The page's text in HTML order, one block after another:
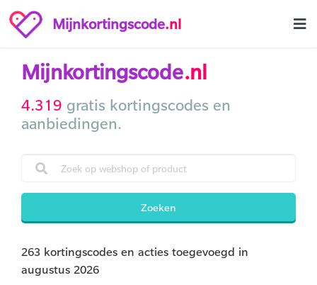
Mijnkortingscode.nl
Mijnkortingscode.nl
4.319 gratis kortingscodes en
aanbiedingen.
Zoeken
263 kortingscodes en acties toegevoegd in
augustus 2026